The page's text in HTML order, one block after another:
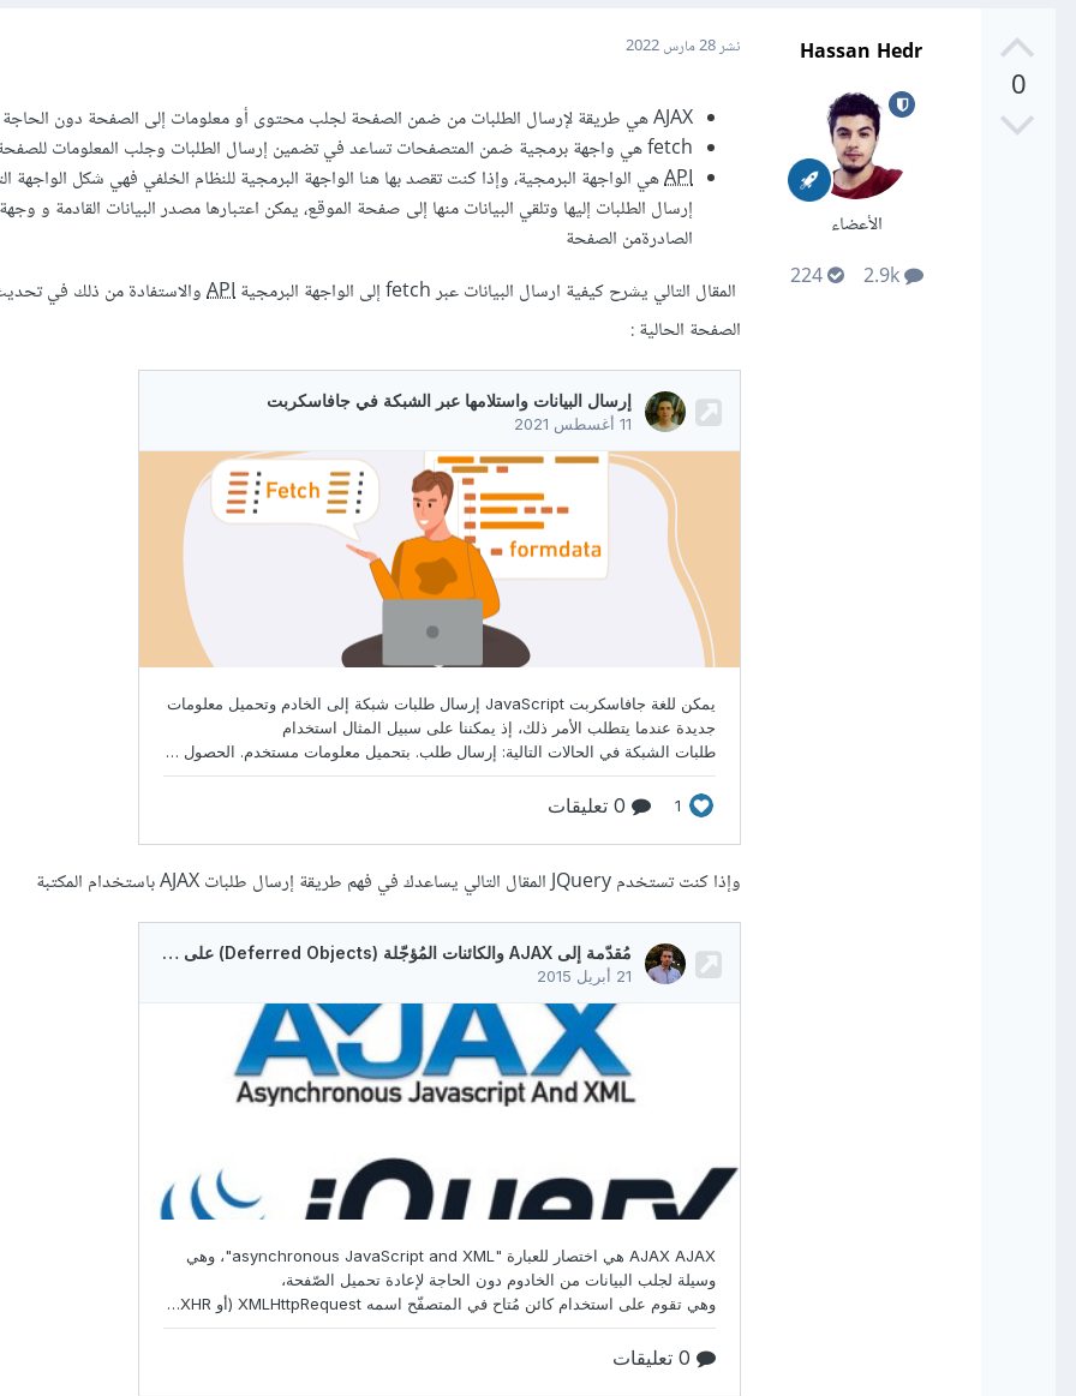
0
Hassan Hedr
الأعضاء
2.9k
224
نشر28 مارس 2022
AJAX هي طريقة لإرسال الطلبات من ضمن الصفحة لجلب محتوى أو معلومات إلى الصفحة دون الحاجة لمغادرتها
fetch هي واجهة برمجية ضمن المتصفحات تساعد في تضمين إرسال الطلبات وجلب المعلومات للصفحة الحالية
APIهي الواجهة البرمجية، وإذا كنت تقصد بها هنا الواجهة البرمجية للنظام الخلفي فهي شكل الواجهة
إرسال الطلبات إليها وتلقي البيانات منها إلى صفحة الموقع، يمكن اعتبارها مصدر البيانات القادمة و وجهة
الصادرةمن الصفحة
المقال التالي يشرح كيفية ارسال البيانات عبر fetch إلى الواجهة البرمجية
APIوالاستفادة من ذلك في
الصفحة الحالية :
وإذا كنت تستخدم JQuery المقال التالي يساعدك في فهم طريقة إرسال طلبات AJAX باستخدام المكتبة